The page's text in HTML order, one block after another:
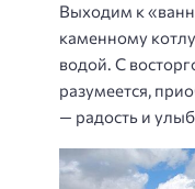
Выходим к
каменному
водой. С
разумеется,
— радость и